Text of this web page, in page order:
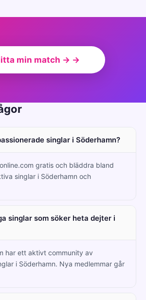
min match → →
singlar i Söderhamn?
gratis och bläddra bland
singlar i Söderhamn och
singlar som söker heta dejter i
har ett aktivt community av
i Söderhamn. Nya medlemmar går